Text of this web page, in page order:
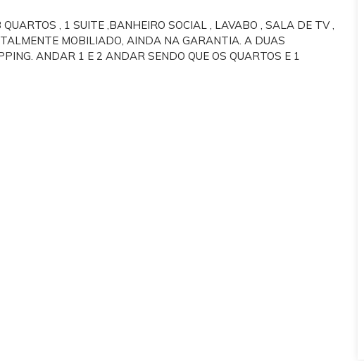
, 1 SUITE ,BANHEIRO SOCIAL , LAVABO , SALA DE TV ,
MOBILIADO, AINDA NA GARANTIA. A DUAS
ANDAR 1 E 2 ANDAR SENDO QUE OS QUARTOS E 1